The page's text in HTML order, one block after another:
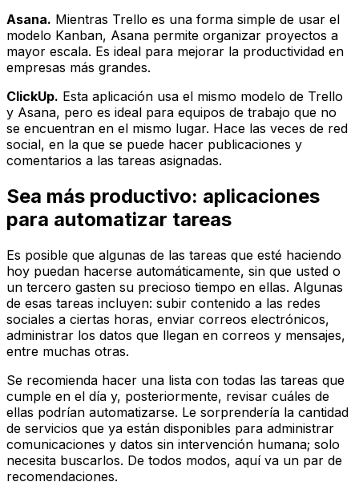
Asana. Mientras Trello es una forma simple de usar el
modelo Kanban, Asana permite organizar proyectos a
mayor escala. Es ideal para mejorar la productividad en
empresas más grandes.
ClickUp. Esta aplicación usa el mismo modelo de Trello
y Asana, pero es ideal para equipos de trabajo que no
se encuentran en el mismo lugar. Hace las veces de red
social, en la que se puede hacer publicaciones y
comentarios a las tareas asignadas.
Sea más productivo: aplicaciones
para automatizar tareas
Es posible que algunas de las tareas que esté haciendo
hoy puedan hacerse automáticamente, sin que usted o
un tercero gasten su precioso tiempo en ellas. Algunas
de esas tareas incluyen: subir contenido a las redes
sociales a ciertas horas, enviar correos electrónicos,
administrar los datos que llegan en correos y mensajes,
entre muchas otras.
Se recomienda hacer una lista con todas las tareas que
cumple en el día y, posteriormente, revisar cuáles de
ellas podrían automatizarse. Le sorprendería la cantidad
de servicios que ya están disponibles para administrar
comunicaciones y datos sin intervención humana; solo
necesita buscarlos. De todos modos, aquí va un par de
recomendaciones.